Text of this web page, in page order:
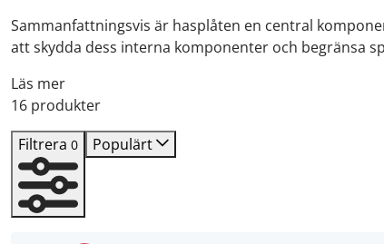
Sammanfattningsvis är hasplåten en central
att skydda dess interna komponenter och begränsa
Läs mer
16 produkter
Filtrera 0 Populärt